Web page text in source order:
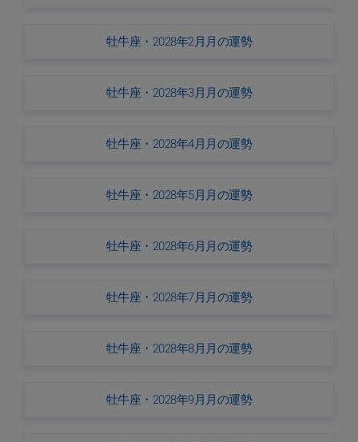
牡牛座・2028年2月月の運勢
牡牛座・2028年3月月の運勢
牡牛座・2028年4月月の運勢
牡牛座・2028年5月月の運勢
牡牛座・2028年6月月の運勢
牡牛座・2028年7月月の運勢
牡牛座・2028年8月月の運勢
牡牛座・2028年9月月の運勢